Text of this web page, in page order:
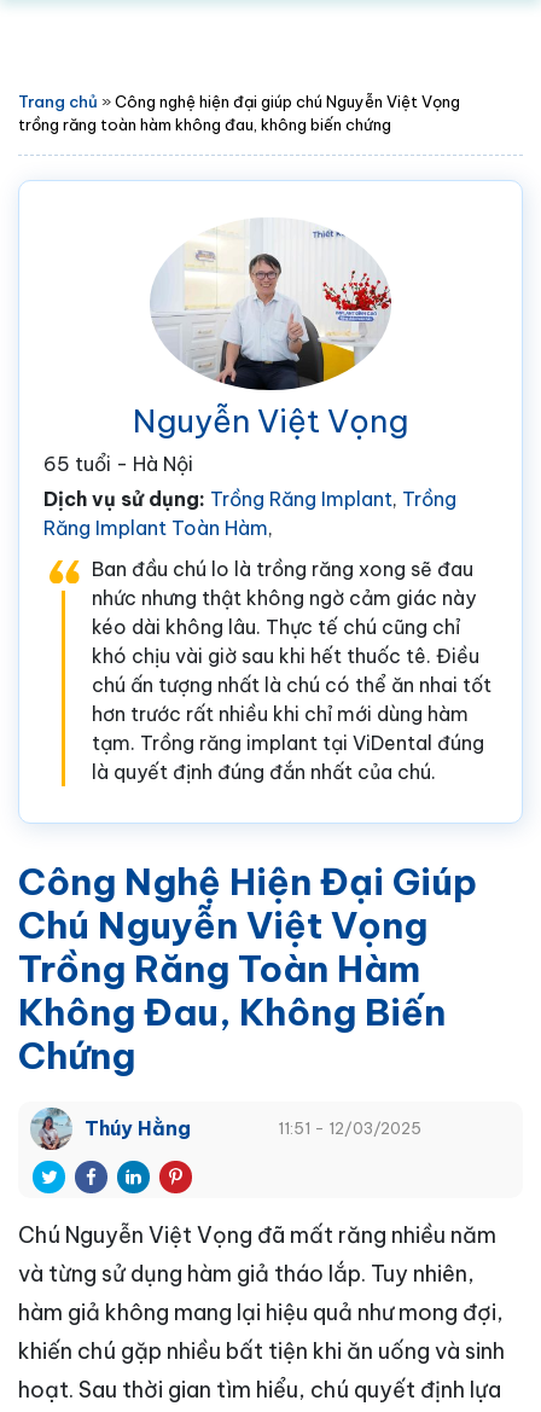
Trang chủ »Công nghệ hiện đại giúp chú Nguyễn Việt Vọng
trồng răng toàn hàm không đau, không biến chứng
Nguyễn Việt Vọng
65 tuổi - Hà Nội
Dịch vụ sử dụng: Trồng Răng Implant, Trồng
Răng Implant Toàn Hàm,
Ban đầu chú lo là trồng răng xong sẽ đau
nhức nhưng thật không ngờ cảm giác này
kéo dài không lâu. Thực tế chú cũng chỉ
khó chịu vài giờ sau khi hết thuốc tê. Điều
chú ấn tượng nhất là chú có thể ăn nhai tốt
hơn trước rất nhiều khi chỉ mới dùng hàm
tạm. Trồng răng implant tại ViDental đúng
là quyết định đúng đắn nhất của chú.
Công Nghệ Hiện Đại Giúp
Chú Nguyễn Việt Vọng
Trồng Răng Toàn Hàm
Không Đau, Không Biến
Chứng
Thúy Hằng 11:51 - 12/03/2025
Chú Nguyễn Việt Vọng đã mất răng nhiều năm
và từng sử dụng hàm giả tháo lắp. Tuy nhiên,
hàm giả không mang lại hiệu quả như mong đợi,
khiến chú gặp nhiều bất tiện khi ăn uống và sinh
hoạt. Sau thời gian tìm hiểu, chú quyết định lựa